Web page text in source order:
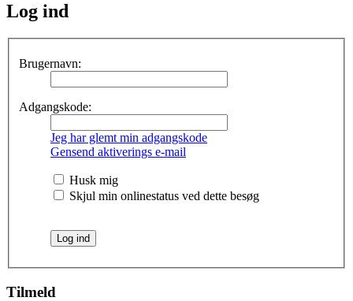
Log ind
Brugernavn:
Adgangskode:
Jeg har glemt min adgangskode
Gensend aktiverings e-mail
Husk mig
Skjul min onlinestatus ved dette besøg
Tilmeld